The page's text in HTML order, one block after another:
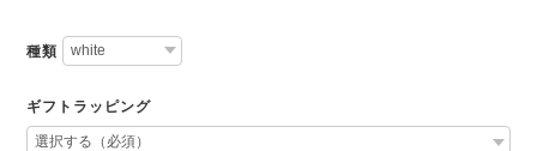
種類
ギフトラッピング